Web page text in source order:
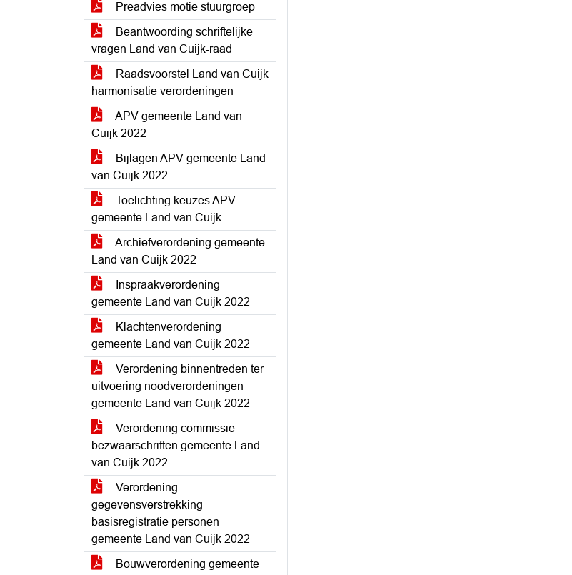
Preadvies motie stuurgroep
Beantwoording schriftelijke
vragen Land van Cuijk-raad
Raadsvoorstel Land van Cuijk
harmonisatie verordeningen
APV gemeente Land van
Cuijk 2022
Bijlagen APV gemeente Land
van Cuijk 2022
Toelichting keuzes APV
gemeente Land van Cuijk
Archiefverordening gemeente
Land van Cuijk 2022
Inspraakverordening
gemeente Land van Cuijk 2022
Klachtenverordening
gemeente Land van Cuijk 2022
Verordening binnentreden ter
uitvoering noodverordeningen
gemeente Land van Cuijk 2022
Verordening commissie
bezwaarschriften gemeente Land
van Cuijk 2022
Verordening
gegevensverstrekking
basisregistratie personen
gemeente Land van Cuijk 2022
Bouwverordening gemeente